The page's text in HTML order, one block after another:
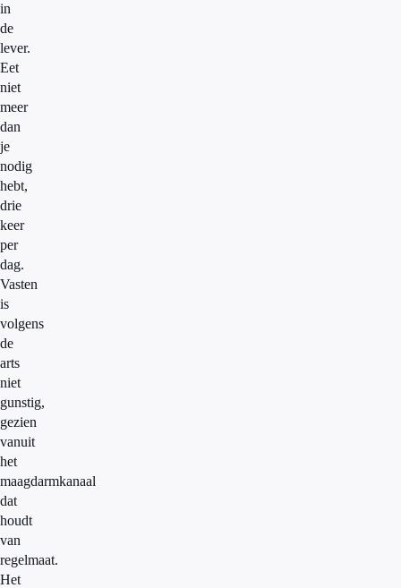
in
de
lever.
Eet
niet
meer
dan
je
nodig
hebt,
drie
keer
per
dag.
Vasten
is
volgens
de
arts
niet
gunstig,
gezien
vanuit
het
maagdarmkanaal
dat
houdt
van
regelmaat.
Het